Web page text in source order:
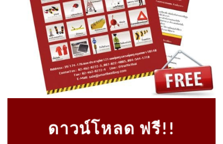
ดาวน์โหลด ฟรี!!